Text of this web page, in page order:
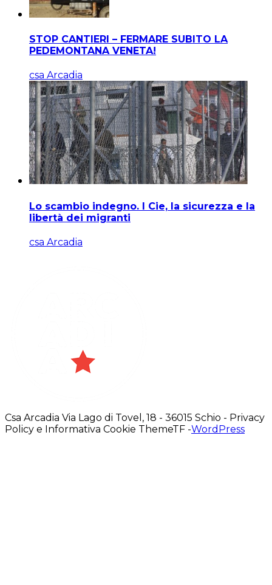
STOP CANTIERI – FERMARE SUBITO LA
PEDEMONTANA VENETA!
csa Arcadia
Lo scambio indegno. I Cie, la sicurezza e la
libertà dei migranti
csa Arcadia
Csa Arcadia Via Lago di Tovel, 18 - 36015 Schio - Privacy
Policy e Informativa Cookie ThemeTF -WordPress